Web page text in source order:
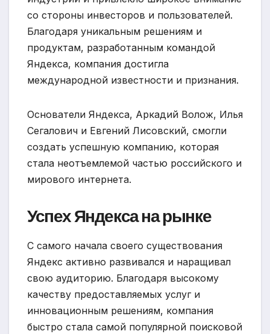
со стороны инвесторов и пользователей.
Благодаря уникальным решениям и
продуктам, разработанным командой
Яндекса, компания достигла
международной известности и признания.
Основатели Яндекса, Аркадий Волож, Илья
Сегалович и Евгений Лисовский, смогли
создать успешную компанию, которая
стала неотъемлемой частью российского и
мирового интернета.
Успех Яндекса на рынке
С самого начала своего существования
Яндекс активно развивался и наращивал
свою аудиторию. Благодаря высокому
качеству предоставляемых услуг и
инновационным решениям, компания
быстро стала самой популярной поисковой